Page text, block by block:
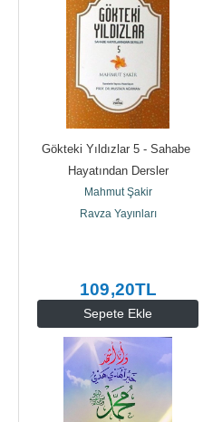
Sepete Ekle
Gökteki Yıldızlar 5 - Sahabe
Hayatından Dersler
Mahmut Şakir
Ravza Yayınları
109,20TL